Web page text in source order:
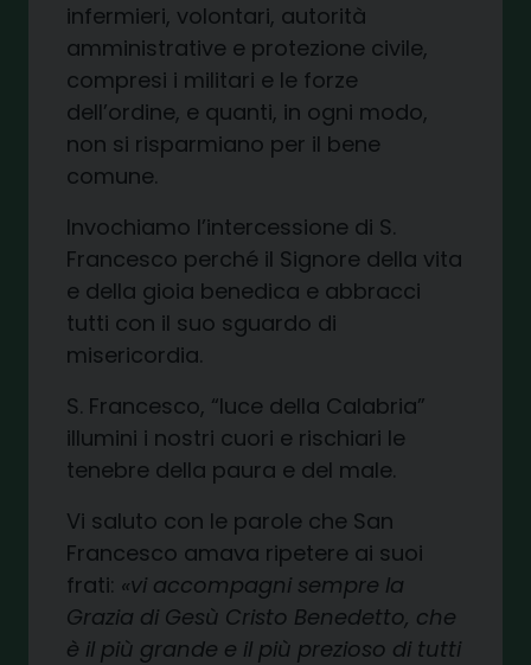
infermieri, volontari, autorità
amministrative e protezione civile,
compresi i militari e le forze
dell’ordine, e quanti, in ogni modo,
non si risparmiano per il bene
comune.
Invochiamo l’intercessione di S.
Francesco perché il Signore della vita
e della gioia benedica e abbracci
tutti con il suo sguardo di
misericordia.
S. Francesco, “luce della Calabria”
illumini i nostri cuori e rischiari le
tenebre della paura e del male.
Vi saluto con le parole che San
Francesco amava ripetere ai suoi
frati: «vi accompagni sempre la
Grazia di Gesù Cristo Benedetto, che
è il più grande e il più prezioso di tutti